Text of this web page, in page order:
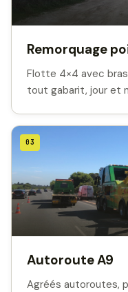
Remorquage
Flotte 4×4 avec
tout gabarit, jour et
03
Autoroute A9
Agréés autoroutes,